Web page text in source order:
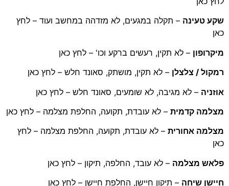
שקע טעינה – תקלה במגעים, לא מזדהה במחשב ועוד – לחץ
כאן
מיקרופון – לא תקין, רעשים ברקע וכו' – לחץ כאן
רמקול / צלצלן – לא תקין, מושתק, סאונד חלש – לחץ כאן
אוזניה – לא מגיבה, לא שומעים, סאונד חלש – לחץ כאן
מצלמה קדמית – לא עובדת, תקועה, החלפת מצלמה – לחץ כאן
מצלמה אחורית – לא עובדת, תקועה, החלפת מצלמה – לחץ
כאן
פלאש מצלמה – לא עובד, החלפה, תיקון – לחץ כאן
חיישן שיחה – תיקון חיישן, החלפת חיישן – לחץ כאן